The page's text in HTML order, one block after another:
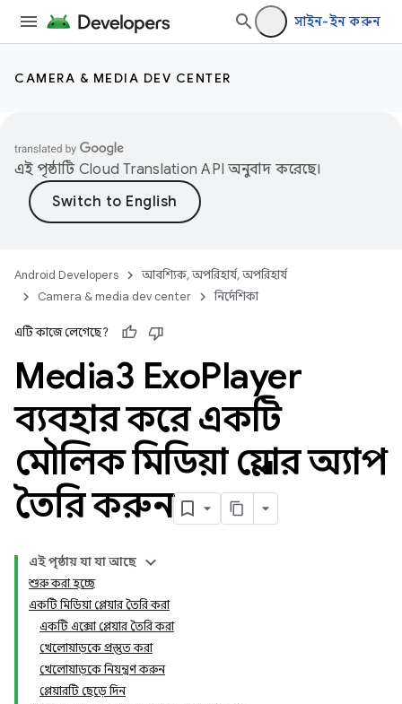
সাইন-ইন করুন
CAMERA & MEDIA DEV CENTER
এই পৃষ্ঠাটি Cloud Translation API অনুবাদ করেছে।
Android Developers
আবশ্যিক, অপরিহার্য, অপরিহার্য
Camera & media dev center
নির্দেশিকা
এটি কাজে লেগেছে?
Media3 ExoPlayer
ব্যবহার করে একটি
মৌলিক মিডিয়া প্লেয়ার অ্যাপ
তৈরি করুন
এই পৃষ্ঠায় যা যা আছে
শুরু করা হচ্ছে
একটি মিডিয়া প্লেয়ার তৈরি করা
একটি এক্সো প্লেয়ার তৈরি করা
খেলোয়াড়কে প্রস্তুত করা
খেলোয়াড়কে নিয়ন্ত্রণ করুন
প্লেয়ারটি ছেড়ে দিন